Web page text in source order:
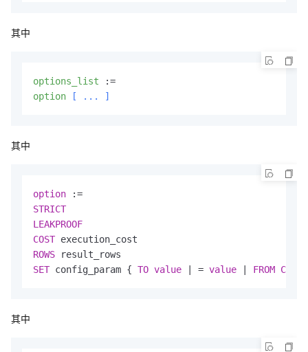
其中
options_list
option [ ... ]
其中
option
STRICT
LEAKPROOF
COST
ROWS
SET config_param { TO value | = value FROM
其中